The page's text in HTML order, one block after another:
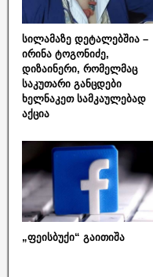
სილამაზე დეტალებშია –
ირინა ტოგონიძე,
დიზაინერი, რომელმაც
საკუთარი განცდები
ხელნაკეთ სამკაულებად
აქცია
„ფეისბუქი“ გაითიშა